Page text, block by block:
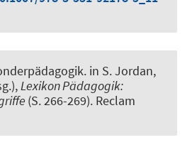
. in S. Jordan,
Lexikon Pädagogik:
(S. 266-269). Reclam